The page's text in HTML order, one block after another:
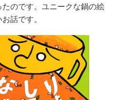
のです。ユニークな鍋の絵
話です。